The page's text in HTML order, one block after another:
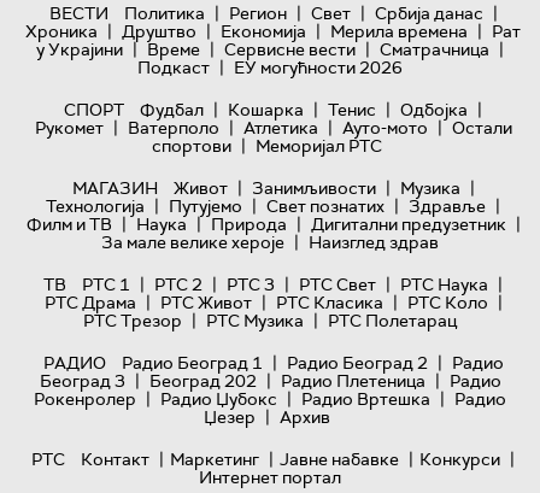
ВЕСТИ Политика | Регион | Свет | Србија данас |
Хроника | Друштво | Економија | Мерила времена | Рат
у Украјини | Време | Сервисне вести | Сматрачница |
Подкаст | ЕУ могућности 2026
СПОРТ
Фудбал | Кошарка | Тенис | Одбојка |
Рукомет | Ватерполо | Атлетика | Ауто-мото | Остали
спортови | Меморијал РТС
МАГАЗИН
Живот | Занимљивости | Музика |
Технологијa | Путујемо | Свет познатих | Здравље |
Филм и ТВ | Наука | Природа | Дигитални предузетник |
За мале велике хероје | Наизглед здрав
ТВ
РТС 1 | РТС 2 | РТС 3 | РТС Свет | РТС Наука |
РТС Драма | РТС Живот | РТС Класика | РТС Коло |
РТС Трезор | РТС Музика | РТС Полетарац
РАДИО
Радио Београд 1 | Радио Београд 2 | Радио
Београд 3 | Београд 202 | Радио Плетеница | Радио
Рокенролер | Радио Џубокс | Радио Вртешка | Радио
Џезер | Архив
РТС
Контакт | Маркетинг | Јавне набавке | Конкурси |
Интернет портал